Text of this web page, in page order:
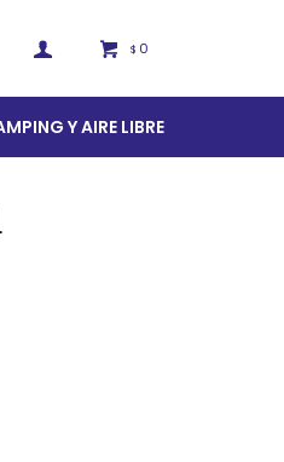
Y AIRE LIBRE
$ 0